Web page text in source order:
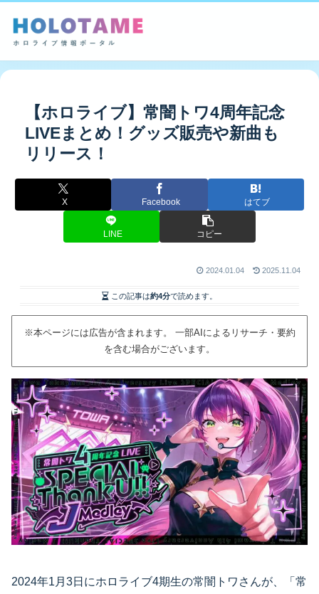
【ホロライブ】常闇トワ4周年記念
LIVEまとめ！グッズ販売や新曲も
リリース！
X Facebook はてブ
LINE コピー
2024.01.04 2025.11.04
この記事は約4分で読めます。
※本ページには広告が含まれます。 一部AIによるリサーチ・要約
を含む場合がございます。
2024年1月3日にホロライブ4期生の常闇トワさんが、「常